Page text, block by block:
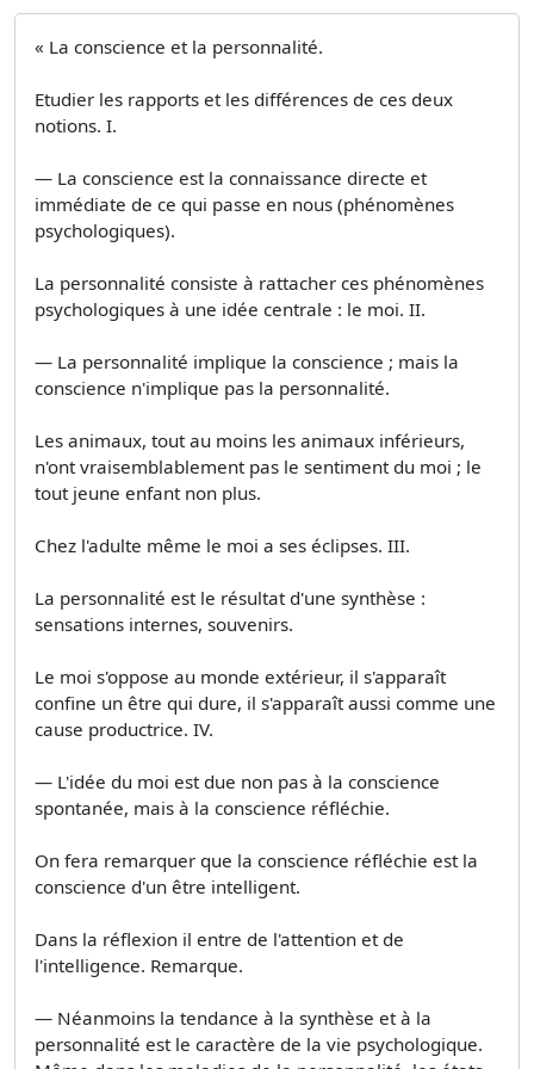
« La conscience et la personnalité.
Etudier les rapports et les différences de ces deux
notions. I.
— La conscience est la connaissance directe et
immédiate de ce qui passe en nous (phénomènes
psychologiques).
La personnalité consiste à rattacher ces phénomènes
psychologiques à une idée centrale : le moi. II.
— La personnalité implique la conscience ; mais la
conscience n'implique pas la personnalité.
Les animaux, tout au moins les animaux inférieurs,
n'ont vraisemblablement pas le sentiment du moi ; le
tout jeune enfant non plus.
Chez l'adulte même le moi a ses éclipses. III.
La personnalité est le résultat d'une synthèse :
sensations internes, souvenirs.
Le moi s'oppose au monde extérieur, il s'apparaît
confine un être qui dure, il s'apparaît aussi comme une
cause productrice. IV.
— L'idée du moi est due non pas à la conscience
spontanée, mais à la conscience réfléchie.
On fera remarquer que la conscience réfléchie est la
conscience d'un être intelligent.
Dans la réflexion il entre de l'attention et de
l'intelligence. Remarque.
— Néanmoins la tendance à la synthèse et à la
personnalité est le caractère de la vie psychologique.